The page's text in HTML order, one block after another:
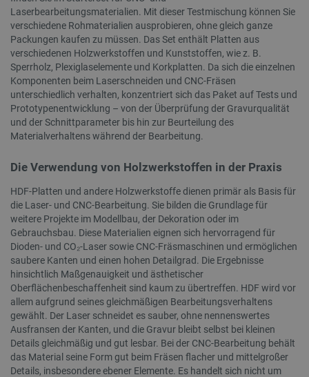
Laserbearbeitungsmaterialien. Mit dieser Testmischung können Sie
verschiedene Rohmaterialien ausprobieren, ohne gleich ganze
Packungen kaufen zu müssen. Das Set enthält Platten aus
verschiedenen Holzwerkstoffen und Kunststoffen, wie z. B.
Sperrholz, Plexiglaselemente und Korkplatten. Da sich die einzelnen
Komponenten beim Laserschneiden und CNC-Fräsen
unterschiedlich verhalten, konzentriert sich das Paket auf Tests und
Prototypenentwicklung – von der Überprüfung der Gravurqualität
und der Schnittparameter bis hin zur Beurteilung des
Materialverhaltens während der Bearbeitung.
Die Verwendung von Holzwerkstoffen in der Praxis
HDF-Platten und andere Holzwerkstoffe dienen primär als Basis für
die Laser- und CNC-Bearbeitung. Sie bilden die Grundlage für
weitere Projekte im Modellbau, der Dekoration oder im
Gebrauchsbau. Diese Materialien eignen sich hervorragend für
Dioden- und CO₂-Laser sowie CNC-Fräsmaschinen und ermöglichen
saubere Kanten und einen hohen Detailgrad. Die Ergebnisse
hinsichtlich Maßgenauigkeit und ästhetischer
Oberflächenbeschaffenheit sind kaum zu übertreffen. HDF wird vor
allem aufgrund seines gleichmäßigen Bearbeitungsverhaltens
gewählt. Der Laser schneidet es sauber, ohne nennenswertes
Ausfransen der Kanten, und die Gravur bleibt selbst bei kleinen
Details gleichmäßig und gut lesbar. Bei der CNC-Bearbeitung behält
das Material seine Form gut beim Fräsen flacher und mittelgroßer
Details, insbesondere ebener Elemente. Es handelt sich nicht um
TARGETING
FUNKTIONALITÄT
Unbedingt erforderlich Performance
Targeting Funktionalität
Unbedingt erforderliche Cookies ermöglichen
wesentliche Kernfunktionen der Website wie die
Benutzeranmeldung und die Kontoverwaltung.
Ohne die unbedingt erforderlichen Cookies kann
die Website nicht ordnungsgemäß verwendet
werden.
Name
Anbieter
Domäne
VISITOR_PRIVACY_METADATA